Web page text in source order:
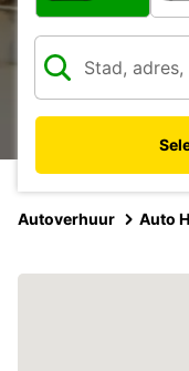
Autoverhuur Auto